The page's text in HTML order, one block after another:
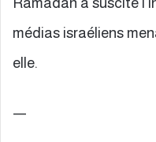
médias israéliens
elle.
—